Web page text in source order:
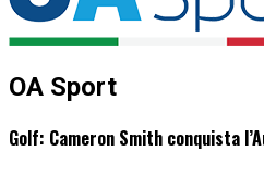
OA Sport
Golf: Cameron Smith conquista